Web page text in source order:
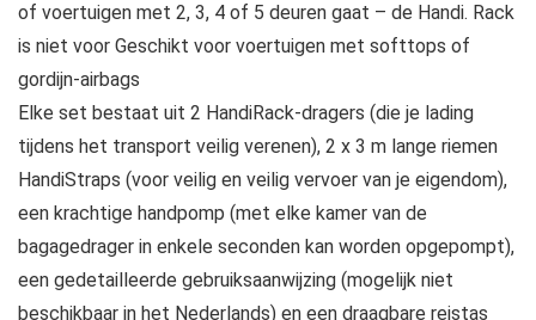
of voertuigen met 2, 3, 4 of 5 deuren gaat – de Handi. Rack
is niet voor Geschikt voor voertuigen met softtops of
gordijn-airbags
Elke set bestaat uit 2 HandiRack-dragers (die je lading
tijdens het transport veilig verenen), 2 x 3 m lange riemen
HandiStraps (voor veilig en veilig vervoer van je eigendom),
een krachtige handpomp (met elke kamer van de
bagagedrager in enkele seconden kan worden opgepompt),
een gedetailleerde gebruiksaanwijzing (mogelijk niet
beschikbaar in het Nederlands) en een draagbare reistas